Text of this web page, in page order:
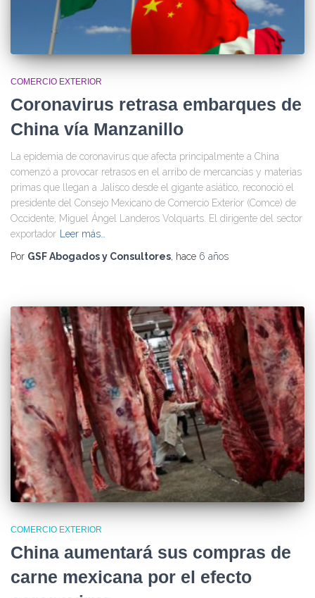
COMERCIO EXTERIOR
Coronavirus retrasa embarques de
China vía Manzanillo
La epidemia de coronavirus que afecta principalmente a China
comenzó a provocar retrasos en el arribo de mercancías y materias
primas que llegan a Jalisco desde el gigante asiático, reconoció el
presidente del Consejo Mexicano de Comercio Exterior (Comce) de
Occidente, Miguel Ángel Landeros Volquarts. El dirigente del sector
exportador
Leer más…
Por GSF Abogados y Consultores, hace 6 años
COMERCIO EXTERIOR
China aumentará sus compras de
carne mexicana por el efecto